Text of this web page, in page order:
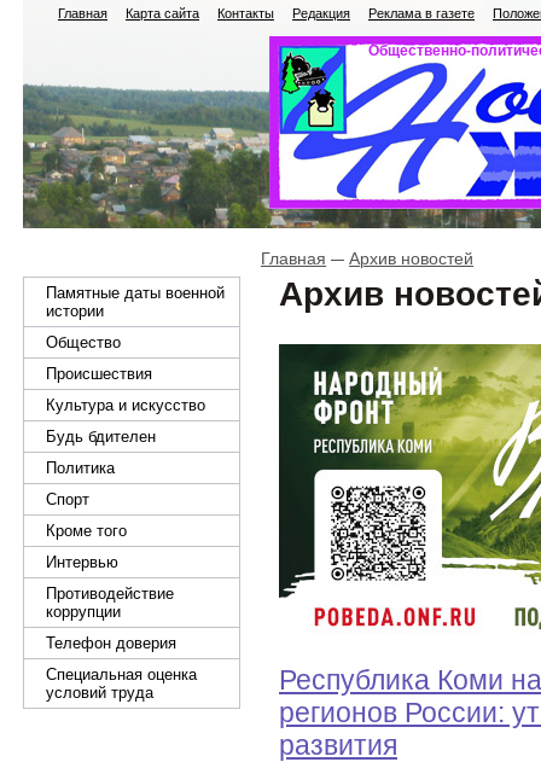
Главная Карта сайта Контакты Редакция Реклама в газете
Общественно-
Памятные даты военной
истории
Общество
Происшествия
Культура и искусство
Будь бдителен
Политика
Спорт
Кроме того
Интервью
Противодействие
коррупции
Телефон доверия
Специальная оценка
условий труда
Главная Архив новостей
Архив
Республика Коми
регионов России:
развития